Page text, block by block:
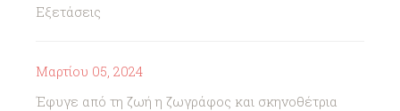
Εξετάσεις
Μαρτίου 05, 2024
Έφυγε από τη ζωή η ζωγράφος και σκηνοθέτρια